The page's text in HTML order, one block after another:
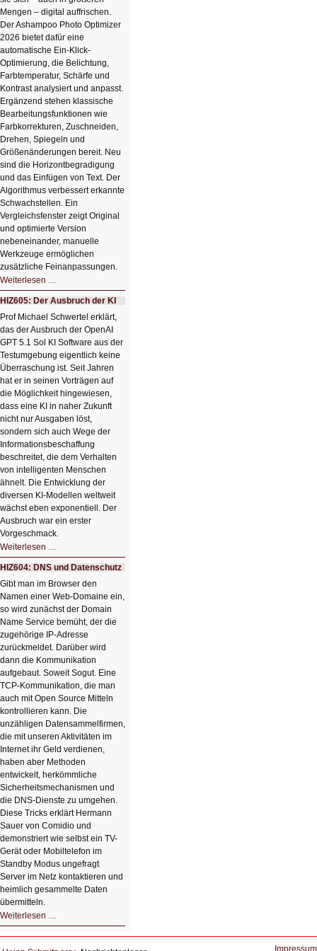
Mengen – digital auffrischen.
Der Ashampoo Photo Optimizer
2026 bietet dafür eine
automatische Ein-Klick-
Optimierung, die Belichtung,
Farbtemperatur, Schärfe und
Kontrast analysiert und anpasst.
Ergänzend stehen klassische
Bearbeitungsfunktionen wie
Farbkorrekturen, Zuschneiden,
Drehen, Spiegeln und
Größenänderungen bereit. Neu
sind die Horizontbegradigung
und das Einfügen von Text. Der
Algorithmus verbessert erkannte
Schwachstellen. Ein
Vergleichsfenster zeigt Original
und optimierte Version
nebeneinander, manuelle
Werkzeuge ermöglichen
zusätzliche Feinanpassungen.
Weiterlesen …
Bildverschönerung
mit
einem
Klick
HIZ606:
Bildverschönerung
mit
einem
Klick
HIZ605: Der Ausbruch der KI
Prof Michael Schwertel erklärt,
das der Ausbruch der OpenAI
GPT 5.1 Sol KI Software aus der
Testumgebung eigentlich keine
Überraschung ist. Seit Jahren
hat er in seinen Vorträgen auf
die Möglichkeit hingewiesen,
dass eine KI in naher Zukunft
nicht nur Ausgaben löst,
sondern sich auch Wege der
Informationsbeschaffung
beschreitet, die dem Verhalten
von intelligenten Menschen
ähnelt. Die Entwicklung der
diversen KI-Modellen weltweit
wächst eben exponentiell. Der
Ausbruch war ein erster
Vorgeschmack.
Weiterlesen …
Der
Ausbruch
der
KI
HIZ604: DNS und Datenschutz
Gibt man im Browser den
Namen einer Web-Domaine ein,
so wird zunächst der Domain
Name Service bemüht, der die
zugehörige IP-Adresse
zurückmeldet. Darüber wird
dann die Kommunikation
aufgebaut. Soweit Sogut. Eine
TCP-Kommunikation, die man
auch mit Open Source Mitteln
kontrollieren kann. Die
unzähligen Datensammelfirmen,
die mit unseren Aktivitäten im
Internet ihr Geld verdienen,
haben aber Methoden
entwickelt, herkömmliche
Sicherheitsmechanismen und
die DNS-Dienste zu umgehen.
Diese Tricks erklärt Hermann
Sauer von Comidio und
demonstriert wie selbst ein TV-
Gerät oder Mobiltelefon im
Standby Modus ungefragt
Server im Netz kontaktieren und
heimlich gesammelte Daten
übermitteln.
Weiterlesen …
DNS
Impressum